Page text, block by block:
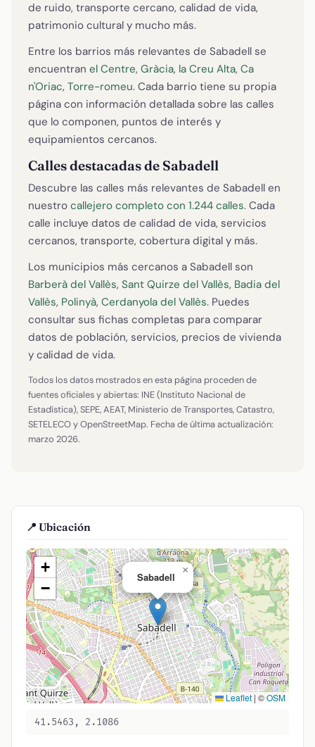
de ruido, transporte cercano, calidad de vida,
patrimonio cultural y mucho más.
Entre los barrios más relevantes de Sabadell se
encuentran el Centre, Gràcia, la Creu Alta, Ca
n'Oriac, Torre-romeu. Cada barrio tiene su propia
página con información detallada sobre las calles
que lo componen, puntos de interés y
equipamientos cercanos.
Calles destacadas de Sabadell
Descubre las calles más relevantes de Sabadell en
nuestro callejero completo con 1.244 calles. Cada
calle incluye datos de calidad de vida, servicios
cercanos, transporte, cobertura digital y más.
Los municipios más cercanos a Sabadell son
Barberà del Vallès, Sant Quirze del Vallès, Badia del
Vallès, Polinyà, Cerdanyola del Vallès. Puedes
consultar sus fichas completas para comparar
datos de población, servicios, precios de vivienda
y calidad de vida.
Todos los datos mostrados en esta página proceden de
fuentes oficiales y abiertas: INE (Instituto Nacional de
Estadística), SEPE, AEAT, Ministerio de Transportes, Catastro,
SETELECO y OpenStreetMap. Fecha de última actualización:
marzo 2026.
📍 Ubicación
Sabadell
×
+
−
Leaflet | ©OSM
41.5463, 2.1086